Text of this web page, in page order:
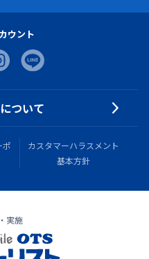
ウント
ついて
ポ
カスタマーハラスメント
基本方針
実施